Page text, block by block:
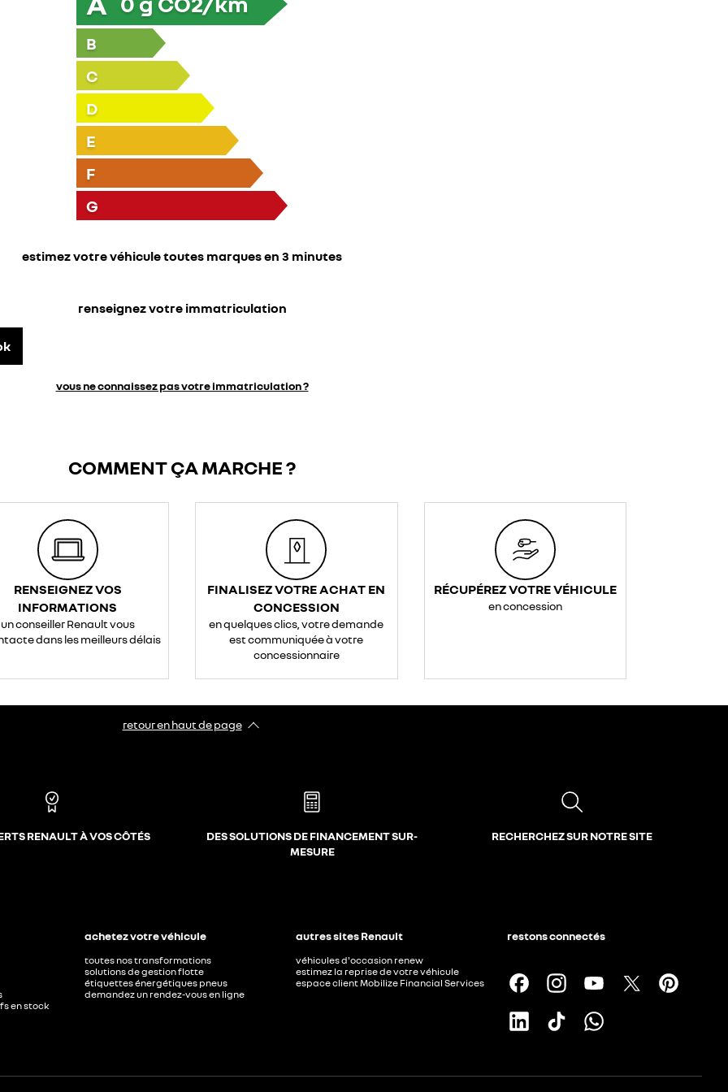
B
C
D
E
F
G
estimez votre véhicule toutes marques en 3 minutes
renseignez votre immatriculation
vous ne connaissez pas votre immatriculation ?
COMMENT ÇA MARCHE ?
RENSEIGNEZ VOS
INFORMATIONS
un conseiller Renault vous
dans les meilleurs délais
FINALISEZ VOTRE ACHAT EN
CONCESSION
en quelques clics, votre demande
est communiquée à votre
concessionnaire
RÉCUPÉREZ VOTRE VÉHICULE
en concession
retour en haut de page​
RENAULT À VOS CÔTÉS
DES SOLUTIONS DE FINANCEMENT SUR-
MESURE
RECHERCHEZ SUR NOTRE SITE
en stock
achetez votre véhicule
toutes nos transformations
solutions de gestion flotte
étiquettes énergétiques pneus
demandez un rendez-vous en ligne
autres sites Renault
véhicules d'occasion renew
estimez la reprise de votre véhicule
espace client Mobilize Financial Services
restons connectés